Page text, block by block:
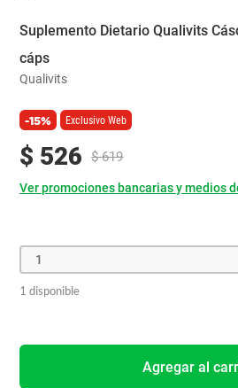
Suplemento Dietario Qualivits
cáps
Qualivits
-15% Exclusivo Web
$ 526 $ 619
Ver promociones bancarias y medios
1
1 disponible
Agregar al